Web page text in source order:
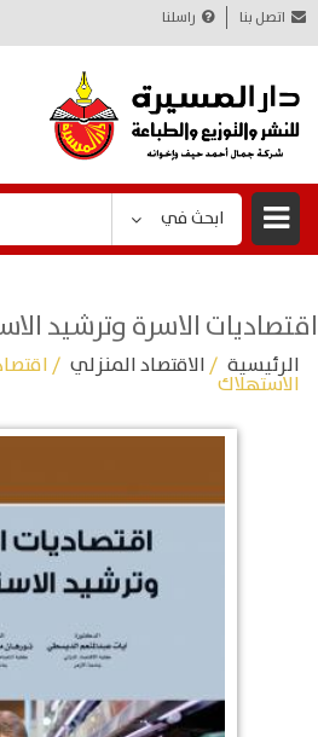
اتصل بنا راسلنا
ابحث في
اقتصاديات الاسرة وترشيد
الرئيسية /الاقتصاد المنزلي /
الاستهلاك